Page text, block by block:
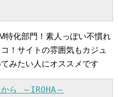
特化部門！素人っぽい不慣れ
！サイトの雰囲気もカジュ
みたい人にオススメです
ら ～IROHA～